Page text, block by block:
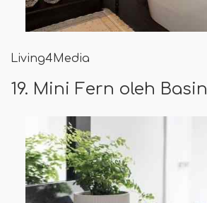
Living4Media
19. Mini Fern oleh Basin